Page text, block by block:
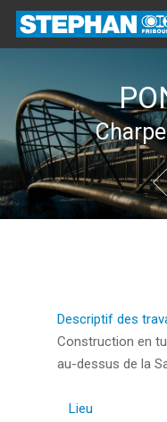
Appuyez sur
Descriptif des
Construction en
au-dessus de la
Lieu